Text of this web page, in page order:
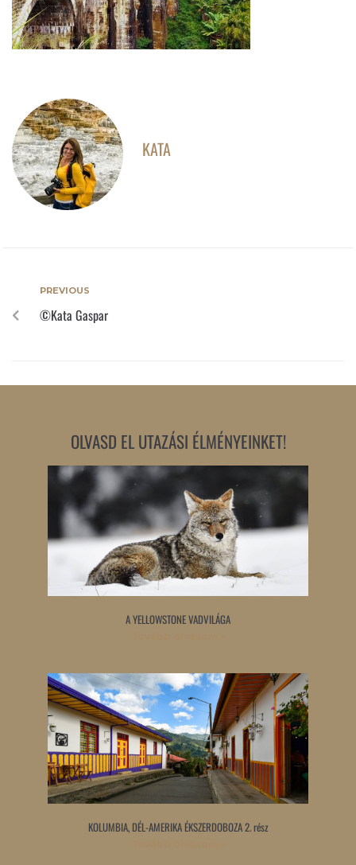
KATA
PREVIOUS
©Kata Gaspar
OLVASD EL UTAZÁSI ÉLMÉNYEINKET!
A YELLOWSTONE VADVILÁGA
KOLUMBIA, DÉL-AMERIKA ÉKSZERDOBOZA 2. rész